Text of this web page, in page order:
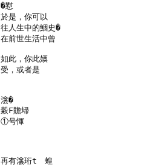
�懟
於是，你可以
往人生中的鯝史�
在前世生活中曾
如此，你此媆
受，或者是
𣸮�
糓F贍埽
①号惲
再有𣸮珩t　蝗